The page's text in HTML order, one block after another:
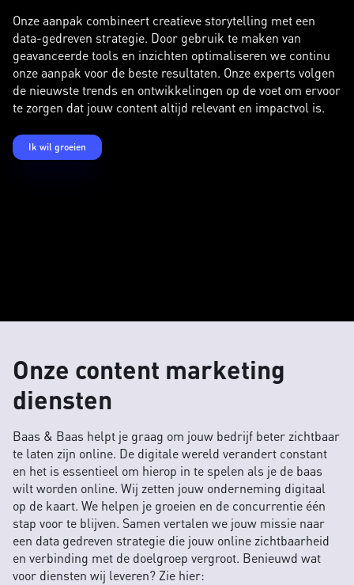
Onze aanpak combineert creatieve storytelling met een
data-gedreven strategie. Door gebruik te maken van
geavanceerde tools en inzichten optimaliseren we continu
onze aanpak voor de beste resultaten. Onze experts volgen
de nieuwste trends en ontwikkelingen op de voet om ervoor
te zorgen dat jouw content altijd relevant en impactvol is.
Ik wil groeien
Onze content marketing
diensten
Baas & Baas helpt je graag om jouw bedrijf beter zichtbaar
te laten zijn online. De digitale wereld verandert constant
en het is essentieel om hierop in te spelen als je de baas
wilt worden online. Wij zetten jouw onderneming digitaal
op de kaart. We helpen je groeien en de concurrentie één
stap voor te blijven. Samen vertalen we jouw missie naar
een data gedreven strategie die jouw online zichtbaarheid
en verbinding met de doelgroep vergroot. Benieuwd wat
voor diensten wij leveren? Zie hier: